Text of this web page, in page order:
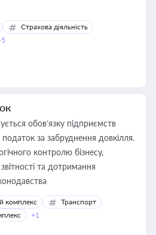
Страхова діяльність
обов’язку підприємств
за забруднення довкілля.
контролю бізнесу,
та дотримання
комплекс
Транспорт
+1